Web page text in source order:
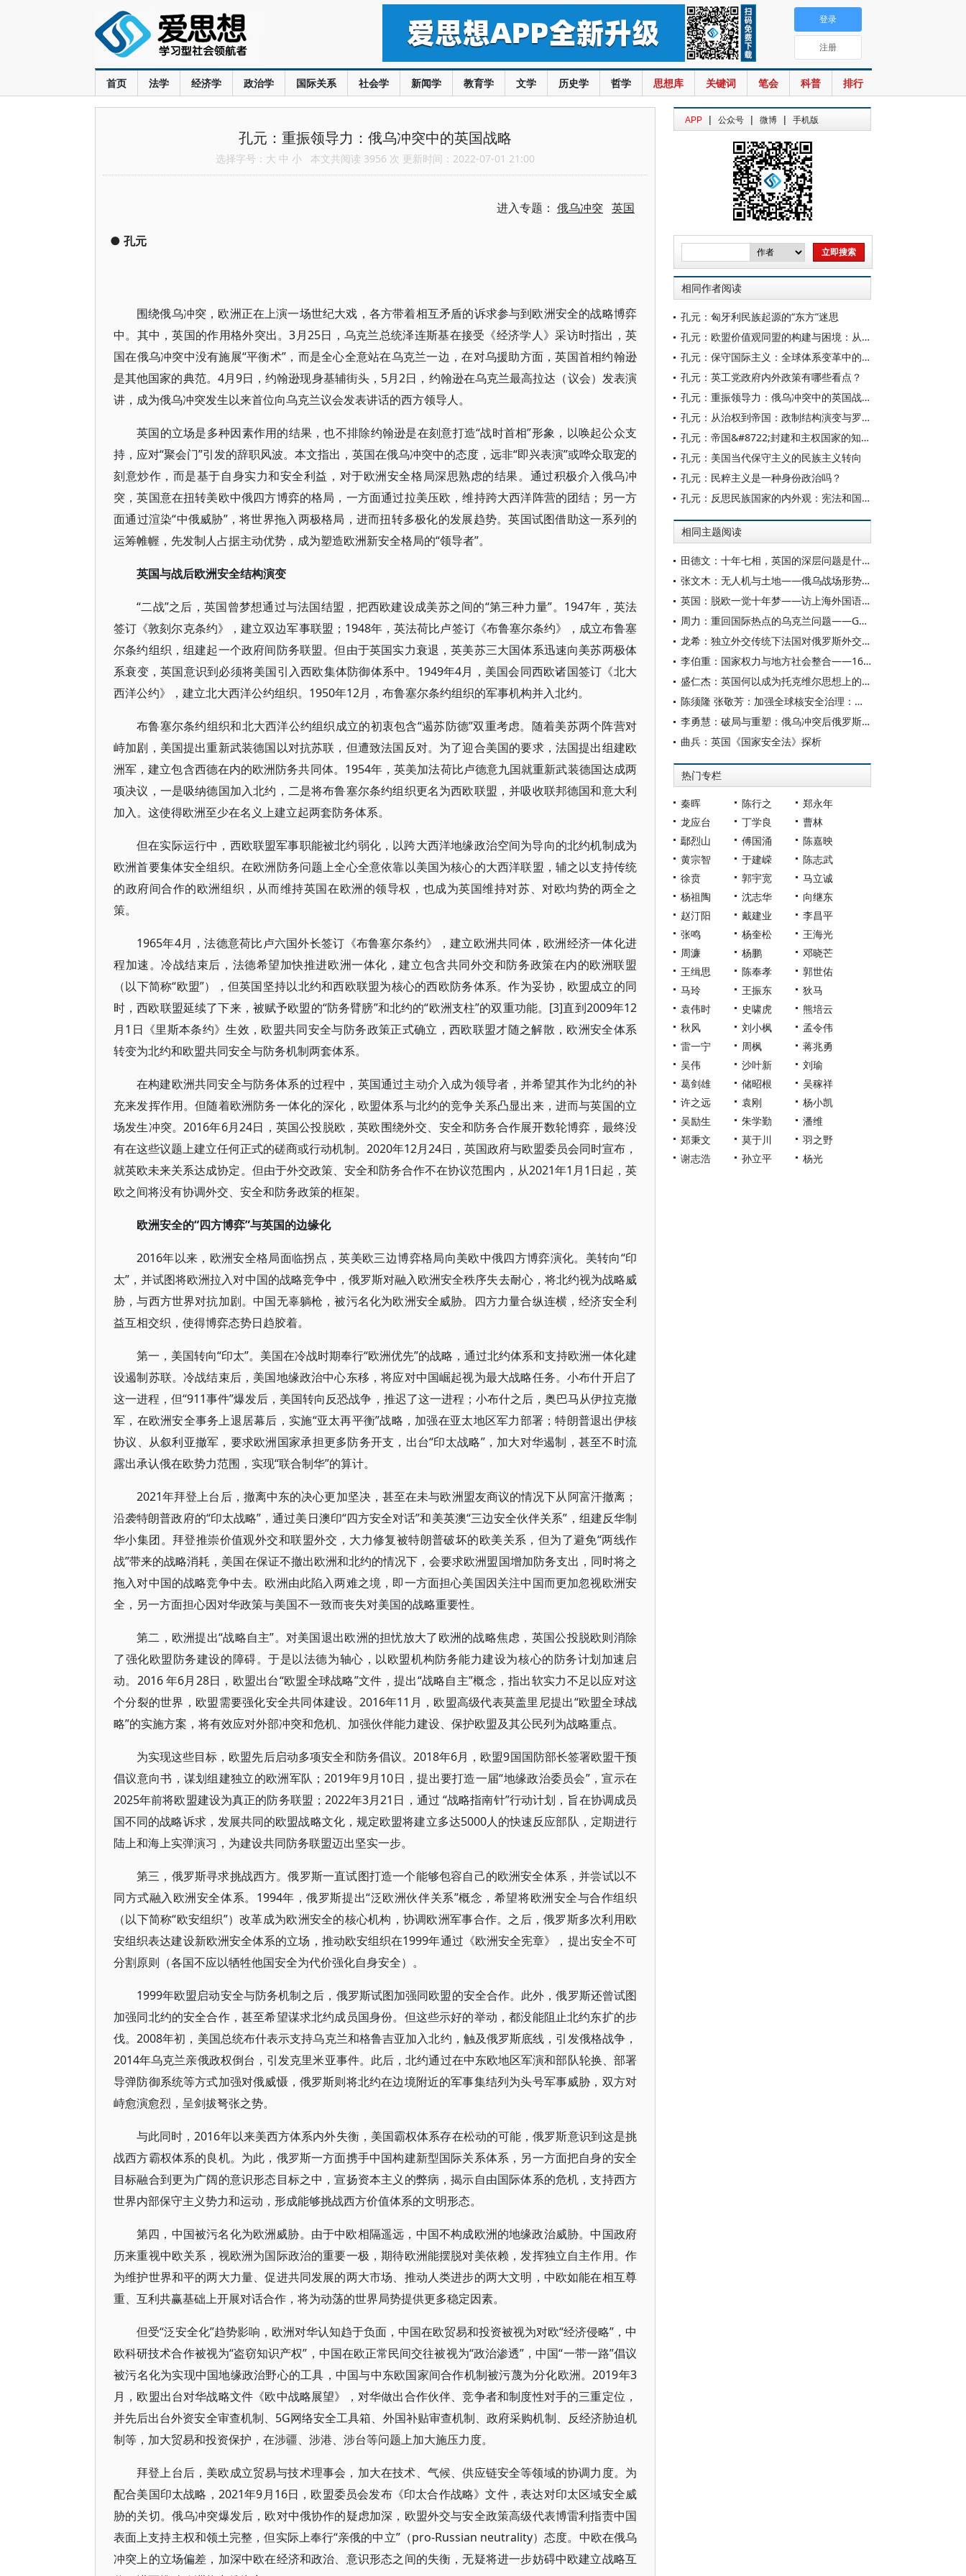
首页 法学 经济学 政治学 国际关系 社会学 新闻学 教育学 文学 历史学 哲学 思想库 关键词 笔会 科普 排行
登录
注册
孔元：重振领导力：俄乌冲突中的英国战略
选择字号： 大 中 小 本文共阅读 3956 次 更新时间：2022-07-01 21:00
进入专题： 俄乌冲突 英国
● 孔元
围绕俄乌冲突，欧洲正在上演一场世纪大戏，各方带着相互矛盾的诉求参与到欧洲安全的战略博弈
中。其中，英国的作用格外突出。3月25日，乌克兰总统泽连斯基在接受《经济学人》采访时指出，英
国在俄乌冲突中没有施展“平衡术”，而是全心全意站在乌克兰一边，在对乌援助方面，英国首相约翰逊
是其他国家的典范。4月9日，约翰逊现身基辅街头，5月2日，约翰逊在乌克兰最高拉达（议会）发表演
讲，成为俄乌冲突发生以来首位向乌克兰议会发表讲话的西方领导人。
英国的立场是多种因素作用的结果，也不排除约翰逊是在刻意打造“战时首相”形象，以唤起公众支
持，应对“聚会门”引发的辞职风波。本文指出，英国在俄乌冲突中的态度，远非“即兴表演”或哗众取宠的
刻意炒作，而是基于自身实力和安全利益，对于欧洲安全格局深思熟虑的结果。通过积极介入俄乌冲
突，英国意在扭转美欧中俄四方博弈的格局，一方面通过拉美压欧，维持跨大西洋阵营的团结；另一方
面通过渲染“中俄威胁”，将世界拖入两极格局，进而扭转多极化的发展趋势。英国试图借助这一系列的
运筹帷幄，先发制人占据主动优势，成为塑造欧洲新安全格局的“领导者”。
英国与战后欧洲安全结构演变
“二战”之后，英国曾梦想通过与法国结盟，把西欧建设成美苏之间的“第三种力量”。1947年，英法
签订《敦刻尔克条约》，建立双边军事联盟；1948年，英法荷比卢签订《布鲁塞尔条约》，成立布鲁塞
尔条约组织，组建起一个政府间防务联盟。但由于英国实力衰退，英美苏三大国体系迅速向美苏两极体
系衰变，英国意识到必须将美国引入西欧集体防御体系中。1949年4月，美国会同西欧诸国签订《北大
西洋公约》，建立北大西洋公约组织。1950年12月，布鲁塞尔条约组织的军事机构并入北约。
布鲁塞尔条约组织和北大西洋公约组织成立的初衷包含“遏苏防德”双重考虑。随着美苏两个阵营对
峙加剧，美国提出重新武装德国以对抗苏联，但遭致法国反对。为了迎合美国的要求，法国提出组建欧
洲军，建立包含西德在内的欧洲防务共同体。1954年，英美加法荷比卢德意九国就重新武装德国达成两
项决议，一是吸纳德国加入北约，二是将布鲁塞尔条约组织更名为西欧联盟，并吸收联邦德国和意大利
加入。这使得欧洲至少在名义上建立起两套防务体系。
但在实际运行中，西欧联盟军事职能被北约弱化，以跨大西洋地缘政治空间为导向的北约机制成为
欧洲首要集体安全组织。在欧洲防务问题上全心全意依靠以美国为核心的大西洋联盟，辅之以支持传统
的政府间合作的欧洲组织，从而维持英国在欧洲的领导权，也成为英国维持对苏、对欧均势的两全之
策。
1965年4月，法德意荷比卢六国外长签订《布鲁塞尔条约》，建立欧洲共同体，欧洲经济一体化进
程加速。冷战结束后，法德希望加快推进欧洲一体化，建立包含共同外交和防务政策在内的欧洲联盟
（以下简称“欧盟”），但英国坚持以北约和西欧联盟为核心的西欧防务体系。作为妥协，欧盟成立的同
时，西欧联盟延续了下来，被赋予欧盟的“防务臂膀”和北约的“欧洲支柱”的双重功能。[3]直到2009年12
月1日《里斯本条约》生效，欧盟共同安全与防务政策正式确立，西欧联盟才随之解散，欧洲安全体系
转变为北约和欧盟共同安全与防务机制两套体系。
在构建欧洲共同安全与防务体系的过程中，英国通过主动介入成为领导者，并希望其作为北约的补
充来发挥作用。但随着欧洲防务一体化的深化，欧盟体系与北约的竞争关系凸显出来，进而与英国的立
场发生冲突。2016年6月24日，英国公投脱欧，英欧围绕外交、安全和防务合作展开数轮博弈，最终没
有在这些议题上建立任何正式的磋商或行动机制。2020年12月24日，英国政府与欧盟委员会同时宣布，
就英欧未来关系达成协定。但由于外交政策、安全和防务合作不在协议范围内，从2021年1月1日起，英
欧之间将没有协调外交、安全和防务政策的框架。
欧洲安全的“四方博弈”与英国的边缘化
2016年以来，欧洲安全格局面临拐点，英美欧三边博弈格局向美欧中俄四方博弈演化。美转向“印
太”，并试图将欧洲拉入对中国的战略竞争中，俄罗斯对融入欧洲安全秩序失去耐心，将北约视为战略威
胁，与西方世界对抗加剧。中国无辜躺枪，被污名化为欧洲安全威胁。四方力量合纵连横，经济安全利
益互相交织，使得博弈态势日趋胶着。
第一，美国转向“印太”。美国在冷战时期奉行“欧洲优先”的战略，通过北约体系和支持欧洲一体化建
设遏制苏联。冷战结束后，美国地缘政治中心东移，将应对中国崛起视为最大战略任务。小布什开启了
这一进程，但“911事件”爆发后，美国转向反恐战争，推迟了这一进程；小布什之后，奥巴马从伊拉克撤
军，在欧洲安全事务上退居幕后，实施“亚太再平衡”战略，加强在亚太地区军力部署；特朗普退出伊核
协议、从叙利亚撤军，要求欧洲国家承担更多防务开支，出台“印太战略”，加大对华遏制，甚至不时流
露出承认俄在欧势力范围，实现“联合制华”的算计。
2021年拜登上台后，撤离中东的决心更加坚决，甚至在未与欧洲盟友商议的情况下从阿富汗撤离；
沿袭特朗普政府的“印太战略”，通过美日澳印“四方安全对话”和美英澳“三边安全伙伴关系”，组建反华制
华小集团。拜登推崇价值观外交和联盟外交，大力修复被特朗普破坏的欧美关系，但为了避免“两线作
战”带来的战略消耗，美国在保证不撤出欧洲和北约的情况下，会要求欧洲盟国增加防务支出，同时将之
拖入对中国的战略竞争中去。欧洲由此陷入两难之境，即一方面担心美国因关注中国而更加忽视欧洲安
全，另一方面担心因对华政策与美国不一致而丧失对美国的战略重要性。
第二，欧洲提出“战略自主”。对美国退出欧洲的担忧放大了欧洲的战略焦虑，英国公投脱欧则消除
了强化欧盟防务建设的障碍。于是以法德为轴心，以欧盟机构防务能力建设为核心的防务计划加速启
动。2016 年6月28日，欧盟出台“欧盟全球战略”文件，提出“战略自主”概念，指出软实力不足以应对这
个分裂的世界，欧盟需要强化安全共同体建设。2016年11月，欧盟高级代表莫盖里尼提出“欧盟全球战
略”的实施方案，将有效应对外部冲突和危机、加强伙伴能力建设、保护欧盟及其公民列为战略重点。
为实现这些目标，欧盟先后启动多项安全和防务倡议。2018年6月，欧盟9国国防部长签署欧盟干预
倡议意向书，谋划组建独立的欧洲军队；2019年9月10日，提出要打造一届“地缘政治委员会”，宣示在
2025年前将欧盟建设为真正的防务联盟；2022年3月21日，通过 “战略指南针”行动计划，旨在协调成员
国不同的战略诉求，发展共同的欧盟战略文化，规定欧盟将建立多达5000人的快速反应部队，定期进行
陆上和海上实弹演习，为建设共同防务联盟迈出坚实一步。
第三，俄罗斯寻求挑战西方。俄罗斯一直试图打造一个能够包容自己的欧洲安全体系，并尝试以不
同方式融入欧洲安全体系。1994年，俄罗斯提出“泛欧洲伙伴关系”概念，希望将欧洲安全与合作组织
（以下简称“欧安组织”）改革成为欧洲安全的核心机构，协调欧洲军事合作。之后，俄罗斯多次利用欧
安组织表达建设新欧洲安全体系的立场，推动欧安组织在1999年通过《欧洲安全宪章》，提出安全不可
分割原则（各国不应以牺牲他国安全为代价强化自身安全）。
1999年欧盟启动安全与防务机制之后，俄罗斯试图加强同欧盟的安全合作。此外，俄罗斯还曾试图
加强同北约的安全合作，甚至希望谋求北约成员国身份。但这些示好的举动，都没能阻止北约东扩的步
伐。2008年初，美国总统布什表示支持乌克兰和格鲁吉亚加入北约，触及俄罗斯底线，引发俄格战争，
2014年乌克兰亲俄政权倒台，引发克里米亚事件。此后，北约通过在中东欧地区军演和部队轮换、部署
导弹防御系统等方式加强对俄威慑，俄罗斯则将北约在边境附近的军事集结列为头号军事威胁，双方对
峙愈演愈烈，呈剑拔弩张之势。
与此同时，2016年以来美西方体系内外失衡，美国霸权体系存在松动的可能，俄罗斯意识到这是挑
战西方霸权体系的良机。为此，俄罗斯一方面携手中国构建新型国际关系体系，另一方面把自身的安全
目标融合到更为广阔的意识形态目标之中，宣扬资本主义的弊病，揭示自由国际体系的危机，支持西方
世界内部保守主义势力和运动，形成能够挑战西方价值体系的文明形态。
第四，中国被污名化为欧洲威胁。由于中欧相隔遥远，中国不构成欧洲的地缘政治威胁。中国政府
历来重视中欧关系，视欧洲为国际政治的重要一极，期待欧洲能摆脱对美依赖，发挥独立自主作用。作
为维护世界和平的两大力量、促进共同发展的两大市场、推动人类进步的两大文明，中欧如能在相互尊
重、互利共赢基础上开展对话合作，将为动荡的世界局势提供更多稳定因素。
但受“泛安全化”趋势影响，欧洲对华认知趋于负面，中国在欧贸易和投资被视为对欧“经济侵略”，中
欧科研技术合作被视为“盗窃知识产权”，中国在欧正常民间交往被视为“政治渗透”，中国“一带一路”倡议
被污名化为实现中国地缘政治野心的工具，中国与中东欧国家间合作机制被污蔑为分化欧洲。2019年3
月，欧盟出台对华战略文件《欧中战略展望》，对华做出合作伙伴、竞争者和制度性对手的三重定位，
并先后出台外资安全审查机制、5G网络安全工具箱、外国补贴审查机制、政府采购机制、反经济胁迫机
制等，加大贸易和投资保护，在涉疆、涉港、涉台等问题上加大施压力度。
拜登上台后，美欧成立贸易与技术理事会，加大在技术、气候、供应链安全等领域的协调力度。为
配合美国印太战略，2021年9月16日，欧盟委员会发布《印太合作战略》文件，表达对印太区域安全威
胁的关切。俄乌冲突爆发后，欧对中俄协作的疑虑加深，欧盟外交与安全政策高级代表博雷利指责中国
表面上支持主权和领土完整，但实际上奉行“亲俄的中立”（pro-Russian neutrality）态度。中欧在俄乌
冲突上的立场偏差，加深中欧在经济和政治、意识形态之间的失衡，无疑将进一步妨碍中欧建立战略互
APP | 公众号 | 微博 | 手机版
相同作者阅读
孔元：匈牙利民族起源的“东方”迷思
孔元：欧盟价值观同盟的构建与困境：从基督教民主到普世主义的演进与挑战
孔元：保守国际主义：全球体系变革中的匈牙利自强之道
孔元：英工党政府内外政策有哪些看点？
孔元：重振领导力：俄乌冲突中的英国战略
孔元：从治权到帝国：政制结构演变与罗马普世主义的生成
孔元：帝国&#8722;封建和主权国家的知识转型：以欧洲法学史为中心的考察
孔元：美国当代保守主义的民族主义转向
孔元：民粹主义是一种身份政治吗？
孔元：反思民族国家的内外观：宪法和国际法的视角
相同主题阅读
田德文：十年七相，英国的深层问题是什么
张文木：无人机与土地——俄乌战场形势分析
英国：脱欧一觉十年梦——访上海外国语大学欧洲研究所执行所长胡春春
周力：重回国际热点的乌克兰问题——G7峰会同俄罗斯新一轮的较量
龙希：独立外交传统下法国对俄罗斯外交政策的转向与再平衡
李伯重：国家权力与地方社会整合——16—18世纪中国江南地区与英国的比较
盛仁杰：英国何以成为托克维尔思想上的第二故乡？
陈须隆 张敬芳：加强全球核安全治理：俄乌冲突对全球核态势的影响及其应对
李勇慧：破局与重塑：俄乌冲突后俄罗斯外交特点
曲兵：英国《国家安全法》探析
热门专栏
秦晖 陈行之
郑永年
龙应台
丁学良
曹林
鄢烈山
傅国涌
陈嘉映
黄宗智
于建嵘
陈志武
徐贲
郭宇宽
马立诚
杨祖陶
沈志华
向继东
赵汀阳
戴建业
李昌平
张鸣
杨奎松
王海光
周濂
杨鹏
邓晓芒
王缉思
陈奉孝
郭世佑
马玲
王振东
狄马
袁伟时
史啸虎
熊培云
秋风
刘小枫
孟令伟
雷一宁
周枫
蒋兆勇
吴伟
沙叶新
刘瑜
葛剑雄
储昭根
吴稼祥
许之远
袁刚
杨小凯
吴励生
朱学勤
潘维
郑秉文
莫于川
羽之野
谢志浩
孙立平 杨光